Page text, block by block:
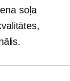
soļa